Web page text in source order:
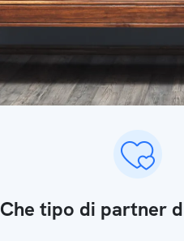
Che tipo di partner